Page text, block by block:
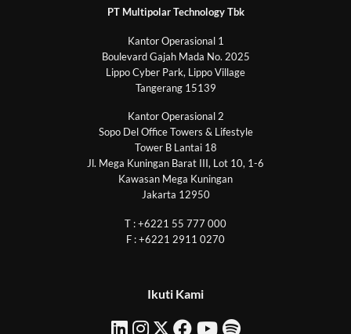
PT Multipolar Technology Tbk
Kantor Operasional 1
Boulevard Gajah Mada No. 2025
Lippo Cyber Park, Lippo Village
Tangerang 15139
Kantor Operasional 2
Sopo Del Office Towers & Lifestyle
Tower B Lantai 18
Jl. Mega Kuningan Barat III, Lot 10, 1-6
Kawasan Mega Kuningan
Jakarta 12950
T : +6221 55 777 000
F : +6221 2911 0270
Ikuti Kami